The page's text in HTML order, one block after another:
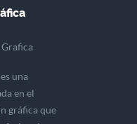
una
en el
gráfica que